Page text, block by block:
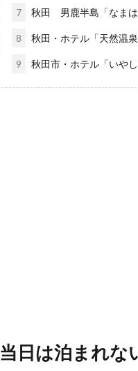
7 秋田 男鹿半島「なまは
8 秋田・ホテル「天然温
9 秋田市・ホテル「いや
当日は泊まれな